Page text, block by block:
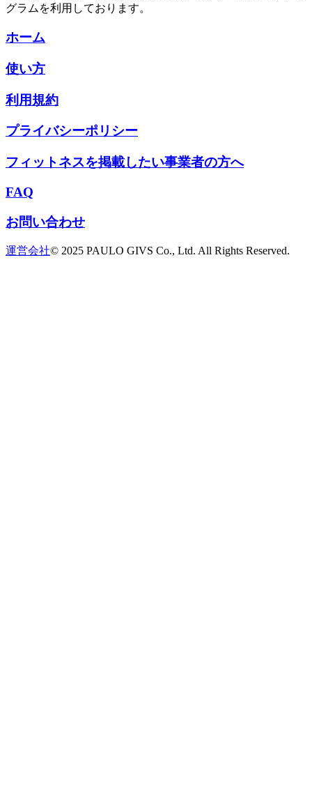
グラムを利用しております。
ホーム
使い方
利用規約
プライバシーポリシー
フィットネスを掲載したい事業者の方へ
FAQ
お問い合わせ
運営会社© 2025 PAULO GIVS Co., Ltd. All Rights Reserved.